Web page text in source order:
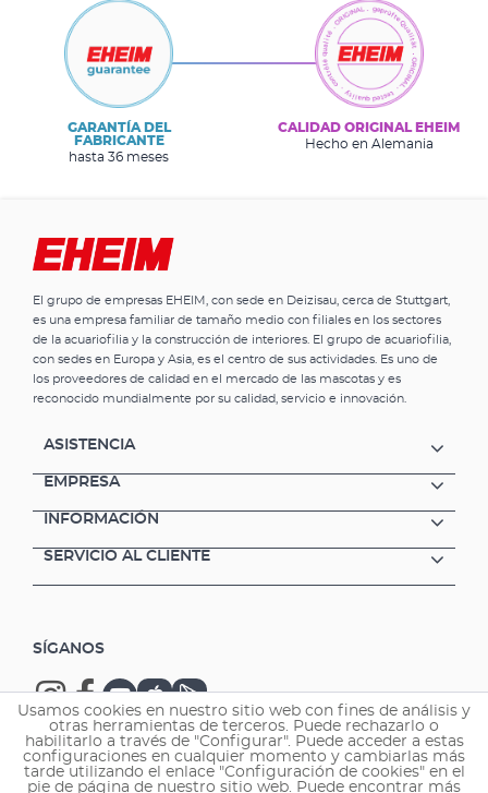
GARANTÍA DEL
FABRICANTE
hasta 36 meses
CALIDAD ORIGINAL EHEIM
Hecho en Alemania
El grupo de empresas EHEIM, con sede en Deizisau, cerca de Stuttgart,
es una empresa familiar de tamaño medio con filiales en los sectores
de la acuariofilia y la construcción de interiores. El grupo de acuariofilia,
con sedes en Europa y Asia, es el centro de sus actividades. Es uno de
los proveedores de calidad en el mercado de las mascotas y es
reconocido mundialmente por su calidad, servicio e innovación.
ASISTENCIA
EMPRESA
INFORMACIÓN
SERVICIO AL CLIENTE
SÍGANOS
Copyright © 2026 EHEIM GmbH & Co. KG.
Usamos cookies en nuestro sitio web con fines de análisis y
otras herramientas de terceros. Puede rechazarlo o
habilitarlo a través de "Configurar". Puede acceder a estas
configuraciones en cualquier momento y cambiarlas más
tarde utilizando el enlace "Configuración de cookies" en el
pie de página de nuestro sitio web. Puede encontrar más